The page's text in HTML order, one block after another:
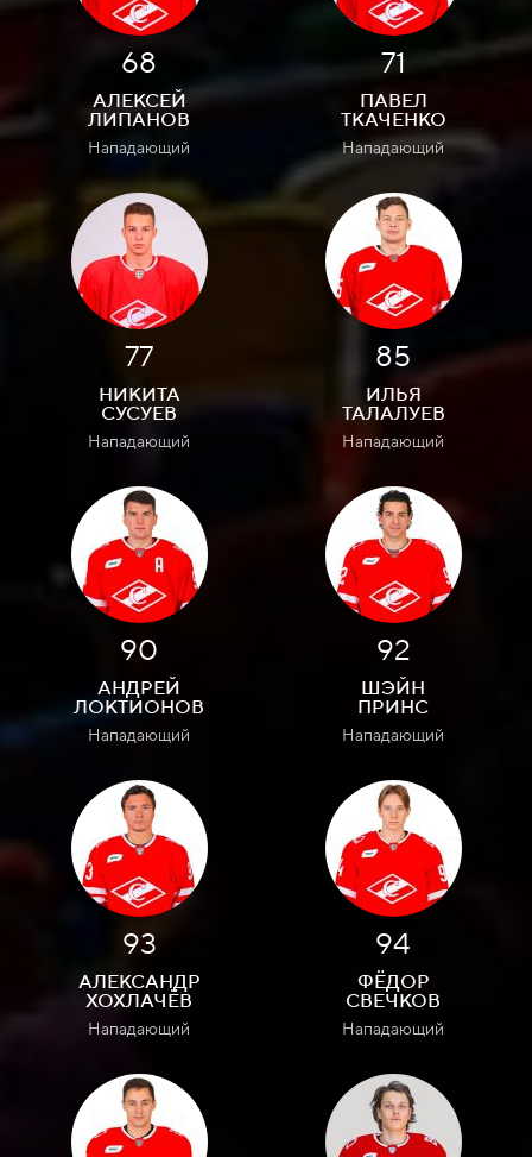
68
АЛЕКСЕЙ
ЛИПАНОВ
Нападающий
71
ПАВЕЛ
ТКАЧЕНКО
Нападающий
77
НИКИТА
СУСУЕВ
Нападающий
85
ИЛЬЯ
ТАЛАЛУЕВ
Нападающий
90
АНДРЕЙ
ЛОКТИОНОВ
Нападающий
92
ШЭЙН
ПРИНС
Нападающий
93
АЛЕКСАНДР
ХОХЛАЧЁВ
Нападающий
94
ФЁДОР
СВЕЧКОВ
Нападающий